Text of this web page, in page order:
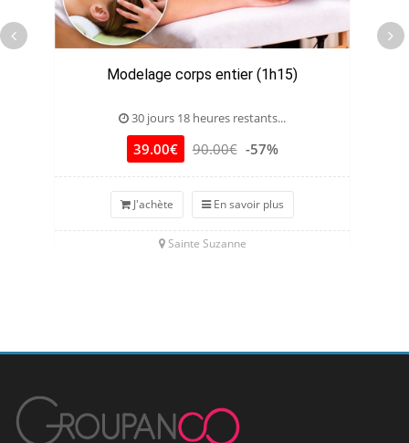
Modelage corps entier (1h15)
30 jours 18 heures restants...
39.00€ 90.00€ -57%
J'achète En savoir plus
Sainte Suzanne